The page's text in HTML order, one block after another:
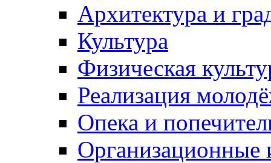
Архитектура и
Культура
Физическая
Реализация
Опека и